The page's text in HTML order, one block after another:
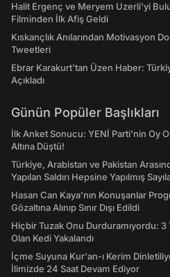
Halit Ergenç ve Meryem Uzerli'yi
Filminden İlk Afiş Geldi
Kıskançlık Anılarından Motivasyon
Tweetleri
Ebrar Karakurt'tan Üzen Haber:
Açıkladı
Günün Popüler Başlıkları
İlk Anket Sonucu: YENİ Parti'nin Oy
Altına Düştü!
Türkiye, Arabistan ve Pakistan
Yapılan Saldırı Hepsine Yapılmış
Hasan Can Kaya’nın Konuşanlar
Gözaltına Alınıp Sınır Dışı Edildi
Hiçbir Tuzak Onu Durduramıyordu: 3
Olan Kedi Yakalandı
İçme Suyuna Kur'an-ı Kerim
İlimizde 24 Saat Devam Ediyor